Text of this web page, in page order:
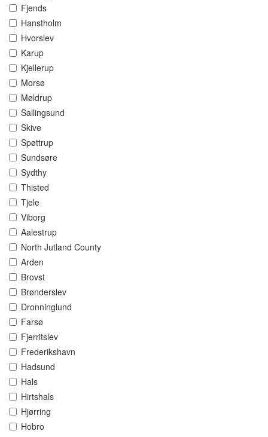
Fjends
Hanstholm
Hvorslev
Karup
Kjellerup
Morsø
Møldrup
Sallingsund
Skive
Spøttrup
Sundsøre
Sydthy
Thisted
Tjele
Viborg
Aalestrup
North Jutland County
Arden
Brovst
Brønderslev
Dronninglund
Farsø
Fjerritslev
Frederikshavn
Hadsund
Hals
Hirtshals
Hjørring
Hobro